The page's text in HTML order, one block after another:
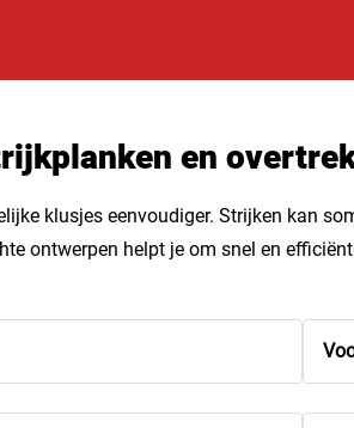
en
klusjes eenvoudiger. Strijken kan
ontwerpen helpt je om snel en